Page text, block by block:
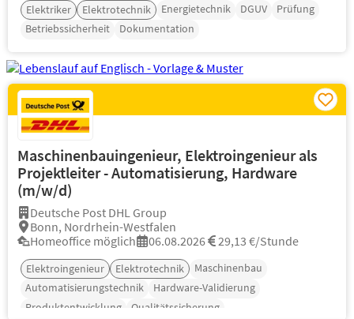
Elektriker Elektrotechnik Energietechnik DGUV
Prüfung
Betriebssicherheit
Dokumentation
Maschinenbauingenieur, Elektroingenieur als
Projektleiter - Automatisierung, Hardware
(m/w/d)
Deutsche Post DHL Group
Bonn, Nordrhein-Westfalen
Homeoffice möglich
06.08.2026 29,13 €/Stunde
Elektroingenieur Elektrotechnik
Maschinenbau
Automatisierungstechnik
Hardware-Validierung
Produktentwicklung
Qualitätssicherung